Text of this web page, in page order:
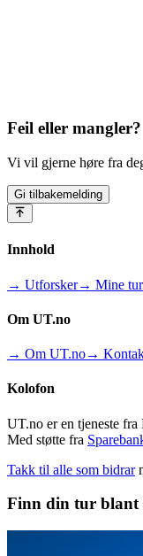
Feil eller mangler?
Vi vil gjerne høre fra
Gi tilbakemelding
Innhold
→ Utforsker→ Mine
Om UT.no
→ Om UT.no→
Kolofon
UT.no er en tjeneste
Med støtte fra
Takk til alle som bidrar
Finn din tur blant